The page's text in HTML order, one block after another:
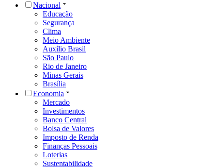
Nacional
Educação
Segurança
Clima
Meio Ambiente
Auxílio Brasil
São Paulo
Rio de Janeiro
Minas Gerais
Brasília
Economia
Mercado
Investimentos
Banco Central
Bolsa de Valores
Imposto de Renda
Finanças Pessoais
Loterias
Sustentabilidade